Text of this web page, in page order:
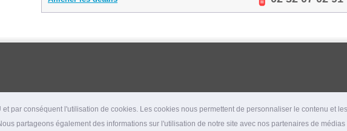
par conséquent l'utilisation de cookies. Les cookies nous permettent de personnaliser le contenu et
partageons également des informations sur l'utilisation de notre site avec nos partenaires de